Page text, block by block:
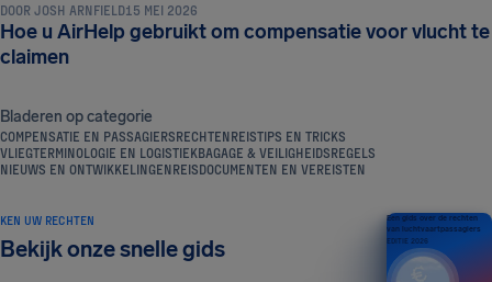
DOOR JOSH ARNFIELD15 MEI 2026
Hoe u AirHelp gebruikt om compensatie voor vlucht te
claimen
Bladeren op categorie
COMPENSATIE EN PASSAGIERSRECHTENREISTIPS EN TRICKS
VLIEGTERMINOLOGIE EN LOGISTIEKBAGAGE & VEILIGHEIDSREGELS
NIEUWS EN ONTWIKKELINGENREISDOCUMENTEN EN VEREISTEN
KEN UW RECHTEN
Bekijk onze snelle gids
Een gids over de rechten
van luchtvaartpassagiers
EDITIE 2026